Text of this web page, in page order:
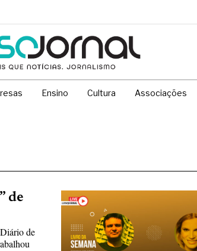
Ensino Cultura Associações
de
de